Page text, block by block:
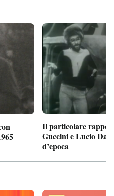
Il particolare
Guccini e Lucio
d’epoca